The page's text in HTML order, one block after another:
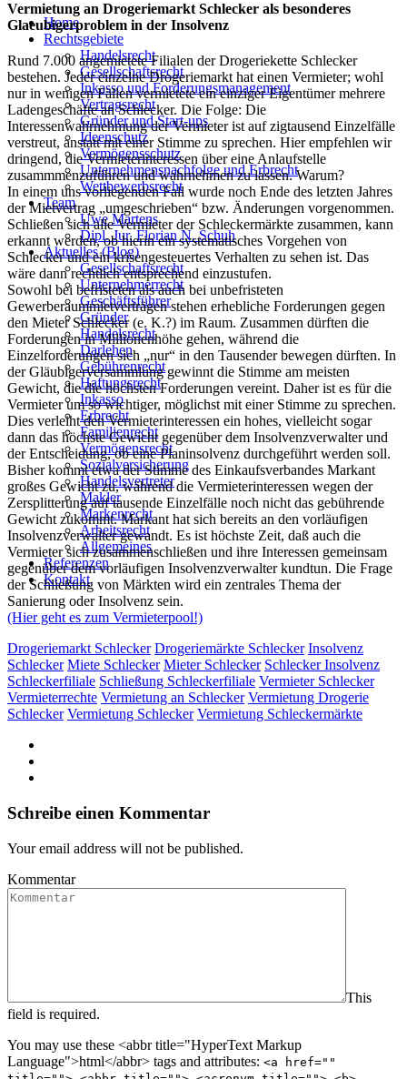
Home
Rechtsgebiete
Handelsrecht
Gesellschaftsrecht
Inkasso und Forderungsmanagement
Vertragsrecht
Gründer und Start-ups
Ideenschutz
Vermögensschutz
Unternehmensnachfolge und Erbrecht
Wettbewerbsrecht
Team
Uwe Martens
Dipl. Jur. Florian N. Schuh
Aktuelles (Blog)
Gesellschaftsrecht
Unternehmerrecht
Geschäftsführer
Gründer
Handelsrecht
Darlehen
Gebührenrecht
Haftungsrecht
Inkasso
Erbrecht
Familienrecht
Vermögensrecht
Sozialversicherung
Handelsvertreter
Makler
Markenrecht
Arbeitsrecht
Allgemeines
Referenzen
Kontakt
Vermietung an Drogeriemarkt Schlecker als besonderes
Glaeubigerproblem in der Insolvenz
Rund 7.000 angemietete Filialen der Drogeriekette Schlecker
bestehen. Jeder einzelne Drogeriemarkt hat einen Vermieter; wohl
nur in wenigen Fällen vermietete ein einziger Eigentümer mehrere
Ladengeschäfte an Schlecker. Die Folge: Die
Interessenwahrnehmung der Vermieter ist auf zigtausend Einzelfälle
verstreut, anstatt mit einer Stimme zu sprechen. Hier empfehlen wir
dringend, die Vermieterinteressen über eine Anlaufstelle
zusammmenzuführen und wahrnehmen zu lassen. Warum?
In einem uns vorliegenden Fall wurde noch Ende des letzten Jahres
der Mietvertrag „umgeschrieben“ bzw. Änderungen vorgenommen.
Schließen sich alle Vermieter der Schleckermärkte zusammen, kann
erkannt werden, ob hierin ein systematisches Vorgehen von
Schlecker und ein krisengesteuertes Verhalten zu sehen ist. Das
wäre dann rechtlich entsprechend einzustufen.
Sowohl bei befristeten als auch bei unbefristeten
Gewerberaummietverträgen stehen erhebliche Forderungen gegen
den Mieter Schlecker (e. K.?) im Raum. Zusammen dürften die
Forderungen in Millionenhöhe gehen, während die
Einzelforderungen sich „nur“ in den Tausender bewegen dürften. In
der Gläubigerversammlung gewinnt die Stimme am meisten
Gewicht, die die höchsten Forderungen vereint. Daher ist es für die
Vermieter um so wichtiger, möglichst mit einer Stimme zu sprechen.
Dies verleiht den Vermieterinteressen ein hohes, vielleicht sogar
dann das höchste Gewicht gegenüber dem Insolvenzverwalter und
der Entscheidung, ob eine Planinsolvenz durchgeführt werden soll.
Bisher kommt etwa der Stimme des Einkaufsverbandes Markant
großes Gewicht zu, während die Vermieterinteressen wegen der
Zersplitterung auf tausende Einzelfälle noch nicht das gebührende
Gewicht zukommt. Markant hat sich bereits an den vorläufigen
Insolvenzverwalter gewandt. Es ist höchste Zeit, daß auch die
Vermieter sich zusammenschließen und ihre Interessen gemeinsam
gegenüber dem vorläufigen Insolvenzverwalter kundtun. Die Frage
der Schließung von Märkten wird ein zentrales Thema der
Sanierung oder Insolvenz sein.
(Hier geht es zum Vermieterpool!)
Drogeriemarkt Schlecker Drogeriemärkte Schlecker Insolvenz
Schlecker Miete Schlecker Mieter Schlecker Schlecker Insolvenz
Schleckerfiliale Schließung Schleckerfiliale Vermieter Schlecker
Vermieterrechte Vermietung an Schlecker Vermietung Drogerie
Schlecker Vermietung Schlecker Vermietung Schleckermärkte
Schreibe einen Kommentar
Your email address will not be published.
Kommentar
This
field is required.
You may use these <abbr title="HyperText Markup
Language">html</abbr> tags and attributes: <a href=""